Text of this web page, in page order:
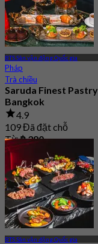
BTS Sân vận động Quốc gia
Pháp
Trà chiều
Saruda Finest Pastry
Bangkok
4.9
109 Đã đặt chỗ
Từ฿ 390
BTS Sân vận động Quốc gia